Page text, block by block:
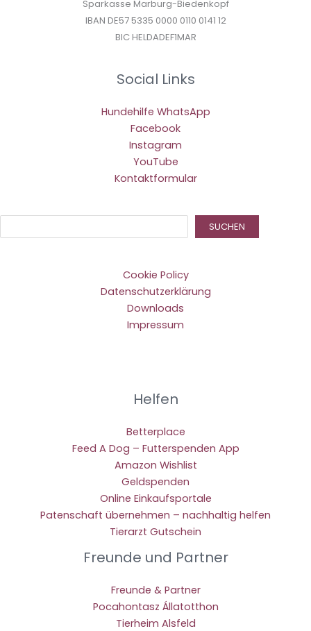
Sparkasse Marburg-Biedenkopf
IBAN DE57 5335 0000 0110 0141 12
BIC HELDADEF1MAR
Social Links
Hundehilfe WhatsApp
Facebook
Instagram
YouTube
Kontaktformular
SUCHEN
Cookie Policy
Datenschutzerklärung
Downloads
Impressum
Helfen
Betterplace
Feed A Dog – Futterspenden App
Amazon Wishlist
Geldspenden
Online Einkaufsportale
Patenschaft übernehmen – nachhaltig helfen
Tierarzt Gutschein
Freunde und Partner
Freunde & Partner
Pocahontasz Állatotthon
Tierheim Alsfeld